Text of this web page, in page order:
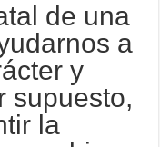
de una
a
y
supuesto,
la